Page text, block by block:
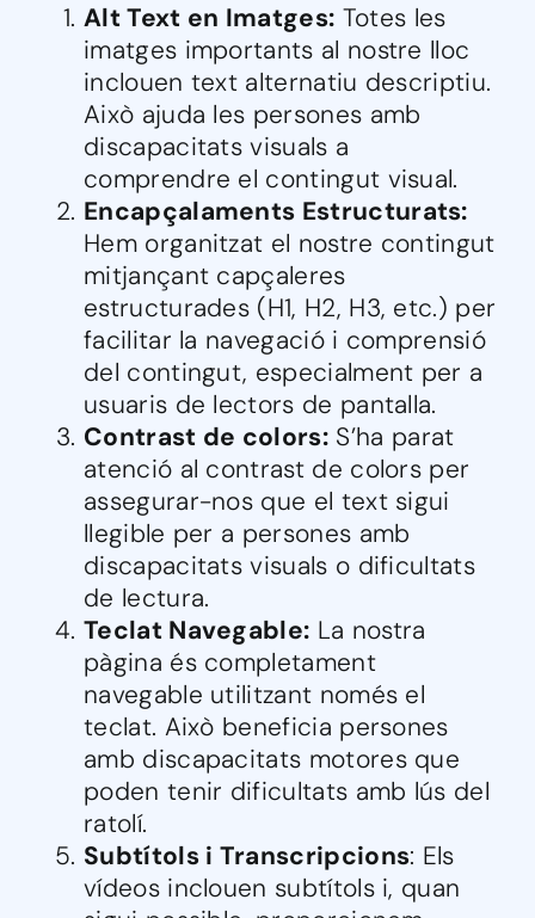
Alt Text en Imatges: Totes les
imatges importants al nostre lloc
inclouen text alternatiu descriptiu.
Això ajuda les persones amb
discapacitats visuals a
comprendre el contingut visual.
Encapçalaments Estructurats:
Hem organitzat el nostre contingut
mitjançant capçaleres
estructurades (H1, H2, H3, etc.) per
facilitar la navegació i comprensió
del contingut, especialment per a
usuaris de lectors de pantalla.
Contrast de colors:S’ha parat
atenció al contrast de colors per
assegurar-nos que el text sigui
llegible per a persones amb
discapacitats visuals o dificultats
de lectura.
Teclat Navegable: La nostra
pàgina és completament
navegable utilitzant només el
teclat. Això beneficia persones
amb discapacitats motores que
poden tenir dificultats amb lús del
ratolí.
Subtítols i Transcripcions: Els
vídeos inclouen subtítols i, quan